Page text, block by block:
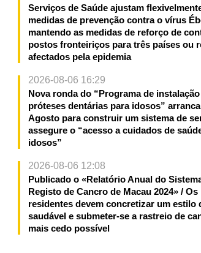
Serviços de Saúde ajustam
medidas de prevenção contra o vírus
mantendo as medidas de reforço de
postos fronteiriços para três países ou
afectados pela epidemia
2026-08-06 16:29
Nova ronda do “Programa de
próteses dentárias para idosos” arranca
Agosto para construir um sistema de
assegure o “acesso a cuidados de
idosos”
2026-08-06 12:08
Publicado o «Relatório Anual do
Registo de Cancro de Macau 2024» / Os
residentes devem concretizar um estilo
saudável e submeter-se a rastreio de
mais cedo possível